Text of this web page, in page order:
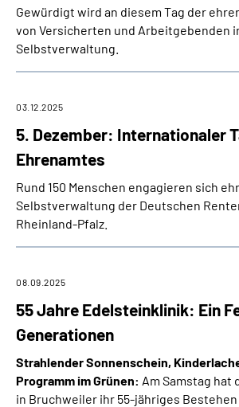
Gewürdigt wird an diesem Tag der
von Versicherten und Arbeitgebenden
Selbstverwaltung.
5. Dezember: Internationaler
Ehrenamtes
03.12.2025
Rund 150 Menschen engagieren sich
Selbstverwaltung der Deutschen
Rheinland-Pfalz.
55 Jahre Edelsteinklinik: Ein
Generationen
08.09.2025
Strahlender Sonnenschein,
Programm im Grünen: Am Samstag
in Bruchweiler ihr 55-jähriges